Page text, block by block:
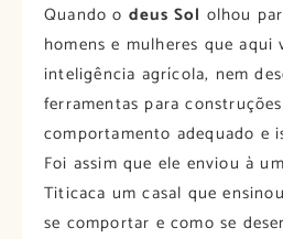
Quando o deus Sol olhou
homens e mulheres que aqui
inteligência agrícola, nem
ferramentas para
comportamento adequado e
Foi assim que ele enviou à
Titicaca um casal que
se comportar e como se